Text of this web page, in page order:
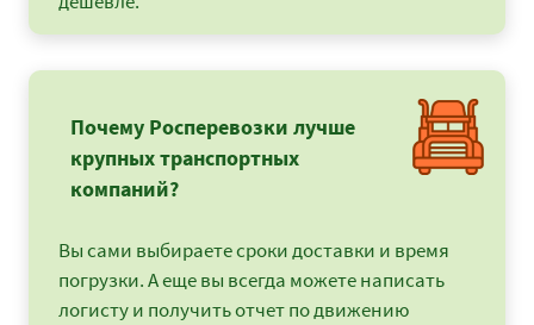
Почему Росперевозки лучше
крупных транспортных
компаний?
Вы сами выбираете сроки доставки и время
погрузки. А еще вы всегда можете написать
логисту и получить отчет по движению